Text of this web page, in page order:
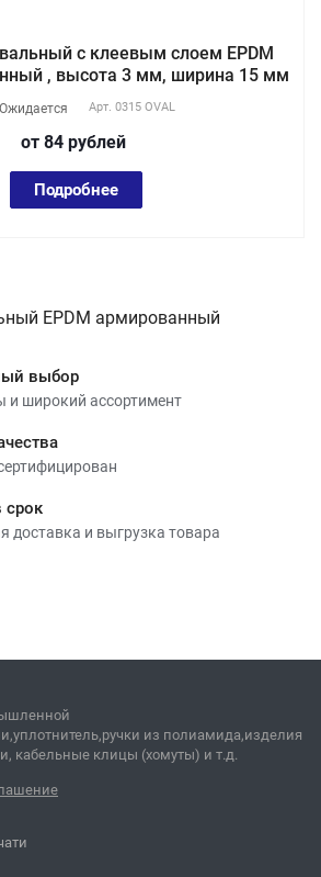
с клеевым слоем EPDM
, высота 3 мм, ширина 15 мм
Ожидается Арт. 0315 OVAL
от 84 рублей
Подробнее
EPDM армированный
выбор
и широкий ассортимент
срок
доставка и выгрузка товара
из полиамида,изделия
кабельные клицы (хомуты) и т.д.